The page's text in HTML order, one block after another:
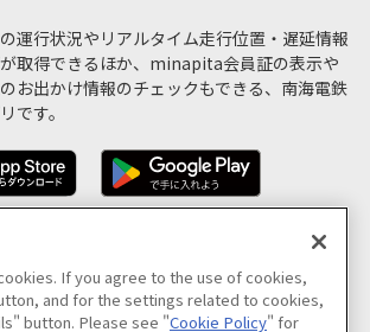
運行状況やリアルタイム走行位置・遅延情報
取得できるほか、minapita会員証の表示や
お出かけ情報のチェックもできる、南海電鉄
です。
If you agree to the use of cookies,
and for the settings related to cookies,
button. Please see "Cookie Policy" for